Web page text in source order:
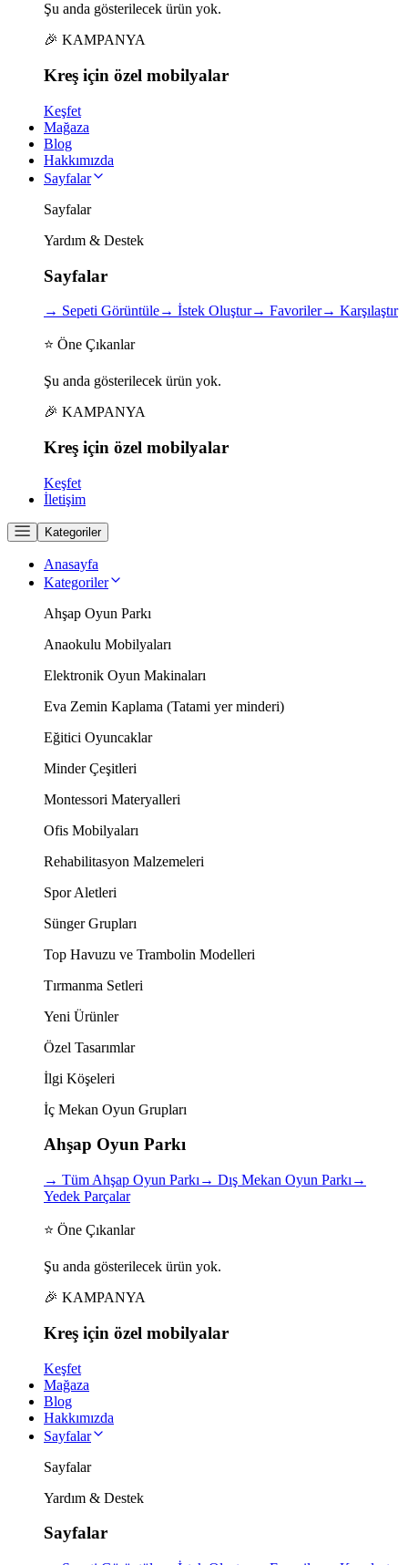
Şu anda gösterilecek ürün yok.
🎉 KAMPANYA
Kreş için özel mobilyalar
Keşfet
Mağaza
Blog
Hakkımızda
Sayfalar
Sayfalar
Yardım & Destek
Sayfalar
→ Sepeti Görüntüle→ İstek Oluştur→ Favoriler→ Karşılaştır
⭐ Öne Çıkanlar
Şu anda gösterilecek ürün yok.
🎉 KAMPANYA
Kreş için özel mobilyalar
Keşfet
İletişim
Kategoriler
Anasayfa
Kategoriler
Ahşap Oyun Parkı
Anaokulu Mobilyaları
Elektronik Oyun Makinaları
Eva Zemin Kaplama (Tatami yer minderi)
Eğitici Oyuncaklar
Minder Çeşitleri
Montessori Materyalleri
Ofis Mobilyaları
Rehabilitasyon Malzemeleri
Spor Aletleri
Sünger Grupları
Top Havuzu ve Trambolin Modelleri
Tırmanma Setleri
Yeni Ürünler
Özel Tasarımlar
İlgi Köşeleri
İç Mekan Oyun Grupları
Ahşap Oyun Parkı
→ Tüm Ahşap Oyun Parkı → Dış Mekan Oyun Parkı →
Yedek Parçalar
⭐ Öne Çıkanlar
Şu anda gösterilecek ürün yok.
🎉 KAMPANYA
Kreş için özel mobilyalar
Keşfet
Mağaza
Blog
Hakkımızda
Sayfalar
Sayfalar
Yardım & Destek
Sayfalar